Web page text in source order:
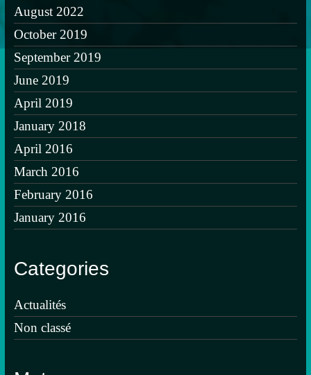
August 2022
October 2019
September 2019
June 2019
April 2019
January 2018
April 2016
March 2016
February 2016
January 2016
Categories
Actualités
Non classé